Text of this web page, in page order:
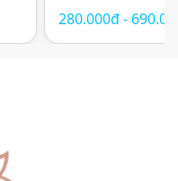
yên tĩnh, thư giãn
pháp chăm sóc
280.000đ -